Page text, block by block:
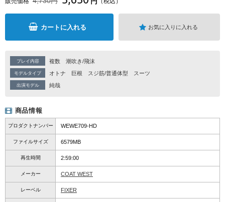
カートに入れる お気に入りに入れる
プレイ内容 複数 潮吹き/飛沫
モデルタイプ オトナ 巨根 スジ筋/普通体型 スーツ
出演モデル 純哉
商品情報
プロダクトナンバー WEWE709-HD
ファイルサイズ 6579MB
再生時間 2:59:00
メーカー COAT WEST
レーベル FIXER